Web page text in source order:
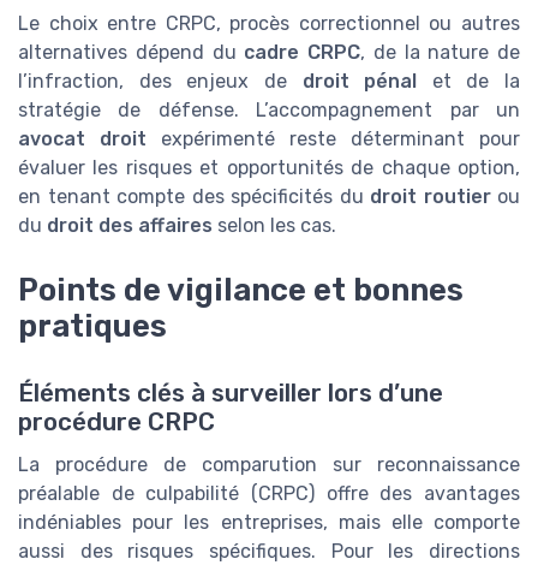
Le choix entre CRPC, procès correctionnel ou autres
alternatives dépend du cadre CRPC, de la nature de
l’infraction, des enjeux de droit pénal et de la
stratégie de défense. L’accompagnement par un
avocat droit expérimenté reste déterminant pour
évaluer les risques et opportunités de chaque option,
en tenant compte des spécificités du droit routierou
du droit des affaires selon les cas.
Points de vigilance et bonnes
pratiques
Éléments clés à surveiller lors d’une
procédure CRPC
La procédure de comparution sur reconnaissance
préalable de culpabilité (CRPC) offre des avantages
indéniables pour les entreprises, mais elle comporte
aussi des risques spécifiques. Pour les directions